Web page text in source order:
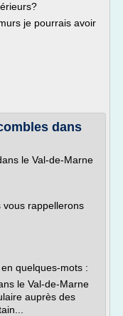
je pourrais avoir
dans
le Val-de-Marne
vous rappellerons
quelques-mots :
le Val-de-Marne
auprès des